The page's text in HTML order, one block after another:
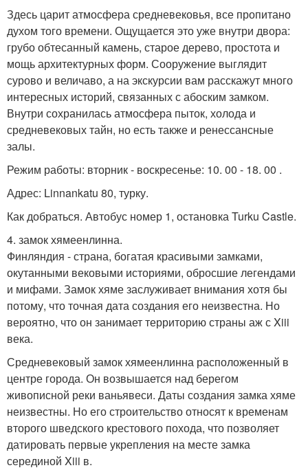
Здесь царит атмосфера средневековья, все пропитано
духом того времени. Ощущается это уже внутри двора:
грубо обтесанный камень, старое дерево, простота и
мощь архитектурных форм. Сооружение выглядит
сурово и величаво, а на экскурсии вам расскажут много
интересных историй, связанных с абоским замком.
Внутри сохранилась атмосфера пыток, холода и
средневековых тайн, но есть также и ренессансные
залы.
Режим работы: вторник - воскресенье: 10. 00 - 18. 00 .
Адрес: Linnankatu 80, турку.
Как добраться. Автобус номер 1, остановка Turku Castle.
4. замок хямеенлинна.
Финляндия - страна, богатая красивыми замками,
окутанными вековыми историями, обросшие легендами
и мифами. Замок хяме заслуживает внимания хотя бы
потому, что точная дата создания его неизвестна. Но
вероятно, что он занимает территорию страны аж с Xiii
века.
Средневековый замок хямеенлинна расположенный в
центре города. Он возвышается над берегом
живописной реки ваньявеси. Даты создания замка хяме
неизвестны. Но его строительство относят к временам
второго шведского крестового похода, что позволяет
датировать первые укрепления на месте замка
серединой Xiii в.